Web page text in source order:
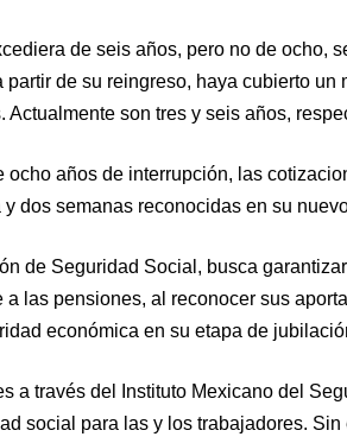
de seis años, pero no de ocho,
de su reingreso, haya cubierto un
son tres y seis años,
ocho años de interrupción, las
dos semanas reconocidas en su
de Seguridad Social, busca
las pensiones, al reconocer sus
económica en su etapa de
a través del Instituto Mexicano del
social para las y los trabajadores.